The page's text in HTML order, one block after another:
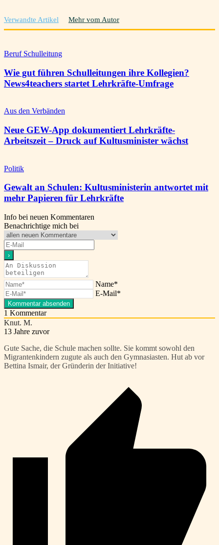
Verwandte Artikel Mehr vom Autor
Beruf Schulleitung
Wie gut führen Schulleitungen ihre Kollegien?
News4teachers startet Lehrkräfte-Umfrage
Aus den Verbänden
Neue GEW-App dokumentiert Lehrkräfte-
Arbeitszeit – Druck auf Kultusminister wächst
Politik
Gewalt an Schulen: Kultusministerin antwortet mit
mehr Papieren für Lehrkräfte
Info bei neuen Kommentaren
Benachrichtige mich bei
Name*
E-Mail*
1 Kommentar
Knut. M.
13 Jahre zuvor
Gute Sache, die Schule machen sollte. Sie kommt sowohl den
Migrantenkindern zugute als auch den Gymnasiasten. Hut ab vor
Bettina Ismair, der Gründerin der Initiative!